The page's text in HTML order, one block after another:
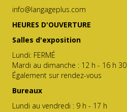
info@langageplus.com
HEURES D'OUVERTURE
Salles d'exposition
Lundi: FERMÉ
Mardi au dimanche : 12 h - 16 h 30
Également sur rendez-vous
Bureaux
Lundi au vendredi : 9 h - 17 h